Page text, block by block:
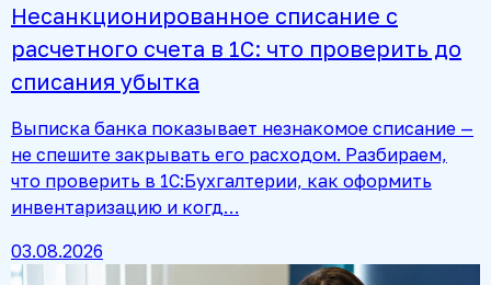
Несанкционированное списание с
расчетного счета в 1С: что проверить до
списания убытка
Выписка банка показывает незнакомое списание —
не спешите закрывать его расходом. Разбираем,
что проверить в 1С:Бухгалтерии, как оформить
инвентаризацию и когд…
03.08.2026